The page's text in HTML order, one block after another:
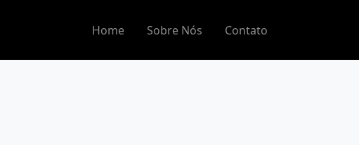
Home Sobre Nós Contato